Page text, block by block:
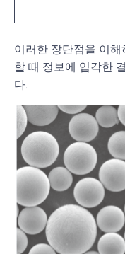
이러한 장단점을 이
할 때 정보에 입각한
다.